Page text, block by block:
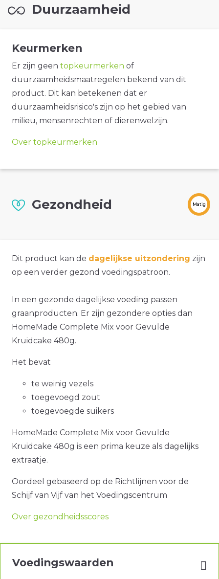
Duurzaamheid
Keurmerken
Er zijn geen topkeurmerken of
duurzaamheidsmaatregelen bekend van dit
product. Dit kan betekenen dat er
duurzaamheidsrisico's zijn op het gebied van
milieu, mensenrechten of dierenwelzijn.
Over topkeurmerken
Gezondheid Matig
Dit product kan de dagelijkse uitzondering zijn
op een verder gezond voedingspatroon.
In een gezonde dagelijkse voeding passen
graanproducten. Er zijn gezondere opties dan
HomeMade Complete Mix voor Gevulde
Kruidcake 480g.
Het bevat
te weinig vezels
toegevoegd zout
toegevoegde suikers
HomeMade Complete Mix voor Gevulde
Kruidcake 480g is een prima keuze als dagelijks
extraatje.
Oordeel gebaseerd op de Richtlijnen voor de
Schijf van Vijf van het Voedingscentrum
Over gezondheidsscores
Voedingswaarden